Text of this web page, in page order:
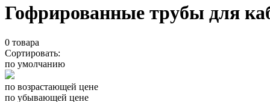
Гофрированные трубы для
0 товара
Сортировать:
по умолчанию
по возрастающей цене
по убывающей цене